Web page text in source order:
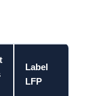
Label
LFP